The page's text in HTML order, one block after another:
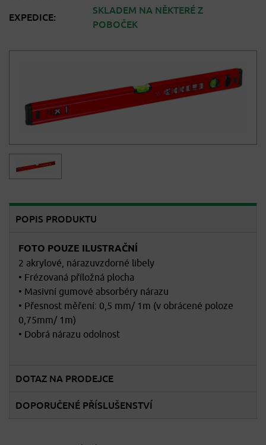
EXPEDICE:
SKLADEM NA NĚKTERÉ Z
POBOČEK
POPIS PRODUKTU
FOTO POUZE ILUSTRAČNÍ
2 akrylové, nárazuvzdorné libely
• Frézovaná příložná plocha
• Masivní gumové absorbéry nárazu
• Přesnost měření: 0,5 mm/ 1m (v obrácené poloze
0,75mm/ 1m)
• Dobrá nárazu odolnost
DOTAZ NA PRODEJCE
DOPORUČENÉ PŘÍSLUŠENSTVÍ